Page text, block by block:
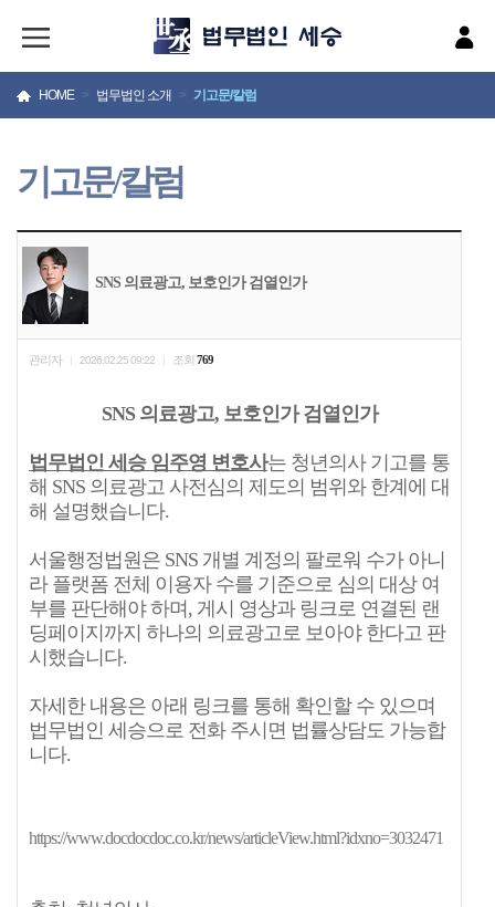
HOME > 법무법인 소개 > 기고문/칼럼
기고문/칼럼
SNS 의료광고, 보호인가 검열인가
관리자 2026.02.25 09:22 조회 769
SNS 의료광고, 보호인가 검열인가
법무법인 세승 임주영 변호사는 청년의사 기고를 통
해 SNS 의료광고 사전심의 제도의 범위와 한계에 대
해 설명했습니다.
서울행정법원은 SNS 개별 계정의 팔로워 수가 아니
라 플랫폼 전체 이용자 수를 기준으로 심의 대상 여
부를 판단해야 하며, 게시 영상과 링크로 연결된 랜
딩페이지까지 하나의 의료광고로 보아야 한다고 판
시했습니다.
자세한 내용은 아래 링크를 통해 확인할 수 있으며
법무법인 세승으로 전화 주시면 법률상담도 가능합
니다.
https://www.docdocdoc.co.kr/news/articleView.html?idxno=3032471